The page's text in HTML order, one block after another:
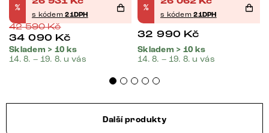
%
s kódem21DPH
42 590Kč
34 090 Kč
Skladem > 10 ks
14. 8. – 19. 8. u vás
%
s kódem21DPH
32 990 Kč
Skladem > 10 ks
14. 8. – 19. 8. u vás
Další produkty